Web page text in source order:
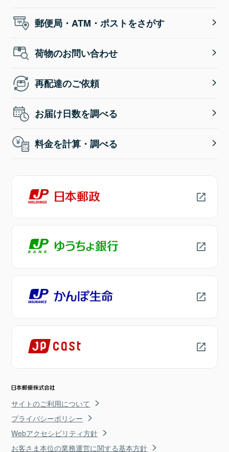
郵便局・ATM・ポストをさがす
荷物のお問い合わせ
再配達のご依頼
お届け日数を調べる
料金を計算・調べる
サイトのご利用について
プライバシーポリシー
Webアクセシビリティ方針
お客さま本位の業務運営に関する基本方針